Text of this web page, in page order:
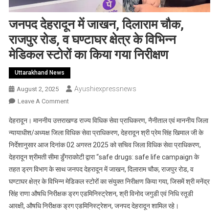
जनपद देहरादून में जाखन, दिलाराम चौक,
राजपुर रोड, व घण्टाघर क्षेत्र के विभिन्न
मेडिकल स्टोरों का किया गया निरीक्षण
Uttarakhand News
August 2, 2025 Ayushiexpressnews
Leave A CommentOn
देहरादून
में
जाखन,
दिलाराम
चौक,
राजपुर
रोड,
देहरादून। माननीय उत्तराखण्ड राज्य विधिक सेवा प्राधिकरण, नैनीताल एवं माननीय जिला
न्यायाधीश/अध्यक्ष जिला विधिक सेवा प्राधिकरण, देहरादून श्री प्रेम सिंह खिमाल जी के
निर्देशानुसार आज दिनांक 02 अगस्त 2025 को सचिव जिला विधिक सेवा प्राधिकरण,
देहरादून श्रीमती सीमा डुँगराकोटी द्वारा “safe drugs: safe life campaign के
तहत ड्रग विभाग के साथ जनपद देहरादून में जाखन, दिलाराम चौक, राजपुर रोड, व
घण्टाघर क्षेत्र के विभिन्न मेडिकल स्टोरों का संयुक्त निरीक्षण किया गया, जिसमें श्री मनेंद्र
सिंह राणा औषधि निरीक्षक ड्रग एडमिनिस्ट्रेशन, श्री विनोद जगुडी एवं निधि रतूडी
आरक्षी, औषधि निरीक्षक ड्रग एडमिनिस्ट्रेशन, जनपद देहरादून शामिल रहे।